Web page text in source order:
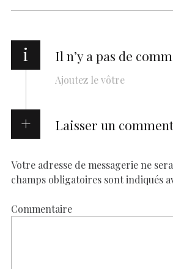
i Il n’y a pas de
Ajoutez le vôtre
Laisser un
Votre adresse de messagerie ne
champs obligatoires sont indiqués
Commentaire